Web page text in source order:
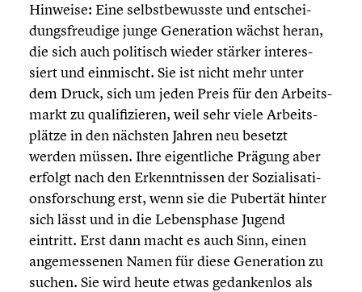
Hinweise: Eine selbst­be­wusste und entschei­
dungs­freu­dige junge Genera­tion wächst heran,
die sich auch politisch wieder stärker inter­es­
siert und einmischt. Sie ist nicht mehr unter
dem Druck, sich um jeden Preis für den Arbeits­
markt zu quali­fi­zie­ren, weil sehr viele Arbeits­
plätze in den nächsten Jahren neu besetzt
werden müssen. Ihre eigent­li­che Prägung aber
erfolgt nach den Erkennt­nis­sen der Sozia­li­sa­ti­
ons­for­schung erst, wenn sie die Pubertät hinter
sich lässt und in die Lebens­phase Jugend
eintritt. Erst dann macht es auch Sinn, einen
angemes­se­nen Namen für diese Genera­tion zu
suchen. Sie wird heute etwas gedan­ken­los als